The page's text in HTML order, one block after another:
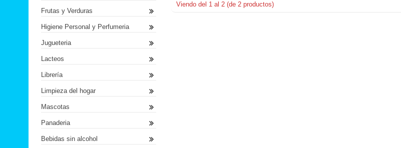
Viendo del 1 al 2 (de 2 productos)
Frutas y Verduras
Higiene Personal y Perfumeria
Jugueteria
Lacteos
Librería
Limpieza del hogar
Mascotas
Panaderia
Bebidas sin alcohol